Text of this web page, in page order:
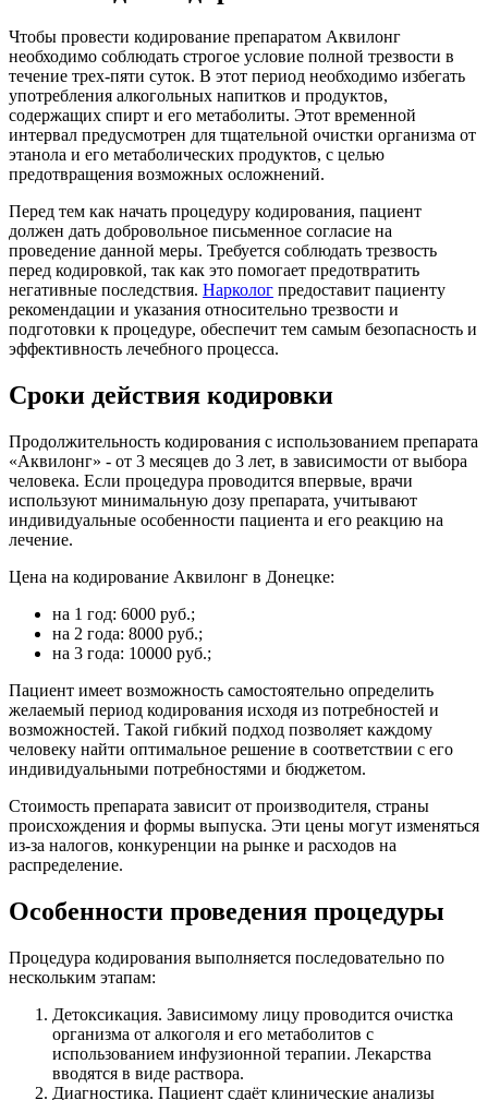
Чтобы провести кодирование препаратом Аквилонг
необходимо соблюдать строгое условие полной трезвости в
течение трех-пяти суток. В этот период необходимо избегать
употребления алкогольных напитков и продуктов,
содержащих спирт и его метаболиты. Этот временной
интервал предусмотрен для тщательной очистки организма от
этанола и его метаболических продуктов, с целью
предотвращения возможных осложнений.
Перед тем как начать процедуру кодирования, пациент
должен дать добровольное письменное согласие на
проведение данной меры. Требуется соблюдать трезвость
перед кодировкой, так как это помогает предотвратить
негативные последствия. Нарколог предоставит пациенту
рекомендации и указания относительно трезвости и
подготовки к процедуре, обеспечит тем самым безопасность и
эффективность лечебного процесса.
Сроки действия кодировки
Продолжительность кодирования с использованием препарата
«Аквилонг» - от 3 месяцев до 3 лет, в зависимости от выбора
человека. Если процедура проводится впервые, врачи
используют минимальную дозу препарата, учитывают
индивидуальные особенности пациента и его реакцию на
лечение.
Цена на кодирование Аквилонг в Донецке:
на 1 год: 6000 руб.;
на 2 года: 8000 руб.;
на 3 года: 10000 руб.;
Пациент имеет возможность самостоятельно определить
желаемый период кодирования исходя из потребностей и
возможностей. Такой гибкий подход позволяет каждому
человеку найти оптимальное решение в соответствии с его
индивидуальными потребностями и бюджетом.
Стоимость препарата зависит от производителя, страны
происхождения и формы выпуска. Эти цены могут изменяться
из-за налогов, конкуренции на рынке и расходов на
распределение.
Особенности проведения процедуры
Процедура кодирования выполняется последовательно по
нескольким этапам:
Детоксикация. Зависимому лицу проводится очистка
организма от алкоголя и его метаболитов с
использованием инфузионной терапии. Лекарства
вводятся в виде раствора.
Диагностика. Пациент сдаёт клинические анализы